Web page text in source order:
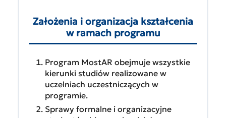
Założenia i organizacja kształcenia
w ramach programu
Program MostAR obejmuje wszystkie
kierunki studiów realizowane w
uczelniach uczestniczących w
programie.
Sprawy formalne i organizacyjne